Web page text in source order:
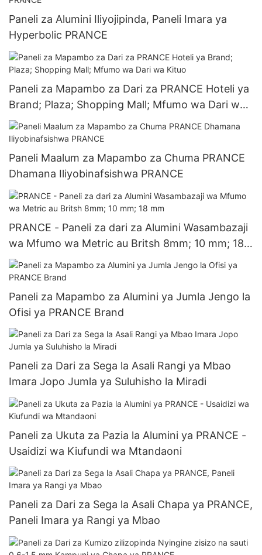
Paneli za Alumini Iliyojipinda, Paneli Imara ya
Hyperbolic PRANCE
Paneli za Mapambo za Dari za PRANCE Hoteli ya
Brand; Plaza; Shopping Mall; Mfumo wa Dari wa
Kituo
Paneli Maalum za Mapambo za Chuma PRANCE
Dhamana Iliyobinafsishwa PRANCE
PRANCE - Paneli za dari za Alumini Wasambazaji
wa Mfumo wa Metric au Britsh 8mm; 10 mm; 18
mm
Paneli za Mapambo za Alumini ya Jumla Jengo la
Ofisi ya PRANCE Brand
Paneli za Dari za Sega la Asali Rangi ya Mbao
Imara Jopo Jumla ya Suluhisho la Miradi
Paneli za Ukuta za Pazia la Alumini ya PRANCE -
Usaidizi wa Kiufundi wa Mtandaoni
Paneli za Dari za Sega la Asali Chapa ya PRANCE,
Paneli Imara ya Rangi ya Mbao